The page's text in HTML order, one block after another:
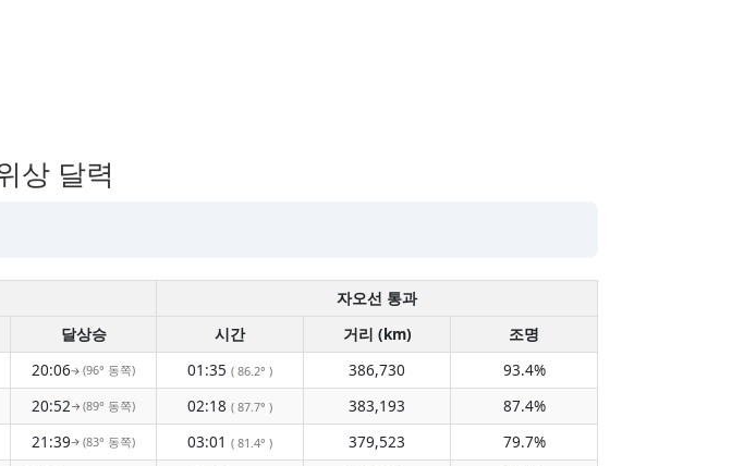
상 달력
자오선 통과
달상승 시간 거리 (km)
조명
20:06↑(96° 동쪽) 01:35 ( 86.2° ) 386,730
93.4%
20:52↑(89° 동쪽) 02:18 ( 87.7° ) 383,193
87.4%
21:39↑(83° 동쪽) 03:01 ( 81.4° ) 379,523
79.7%